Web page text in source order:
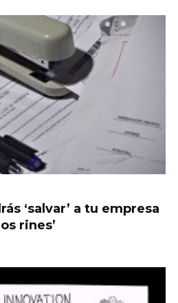
‘salvar’ a tu empresa
rines’